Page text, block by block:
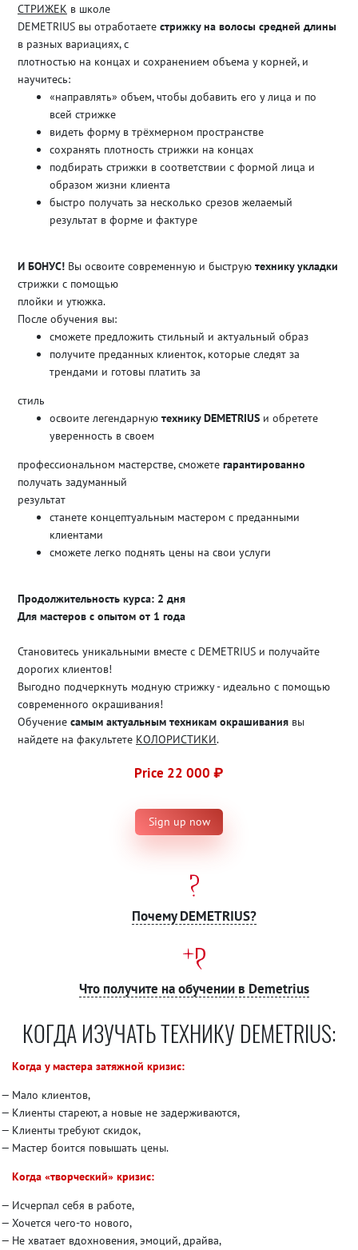
СТРИЖЕК в школе
DEMETRIUS вы отработаете стрижку на волосы средней длины
в разных вариациях, с
плотностью на концах и сохранением объема у корней, и
научитесь:
«направлять» объем, чтобы добавить его у лица и по
всей стрижке
видеть форму в трёхмерном пространстве
сохранять плотность стрижки на концах
подбирать стрижки в соответствии с формой лица и
образом жизни клиента
быстро получать за несколько срезов желаемый
результат в форме и фактуре
И БОНУС! Вы освоите современную и быструю технику укладки
стрижки с помощью
плойки и утюжка.
После обучения вы:
сможете предложить стильный и актуальный образ
получите преданных клиенток, которые следят за
трендами и готовы платить за
стиль
освоите легендарную технику DEMETRIUS и обретете
уверенность в своем
профессиональном мастерстве, сможете гарантированно
получать задуманный
результат
станете концептуальным мастером с преданными
клиентами
сможете легко поднять цены на свои услуги
Продолжительность курса: 2 дня
Для мастеров с опытом от 1 года
Становитесь уникальными вместе с DEMETRIUS и получайте
дорогих клиентов!
Выгодно подчеркнуть модную стрижку - идеально с помощью
современного окрашивания!
Обучение самым актуальным техникам окрашивания вы
найдете на факультете КОЛОРИСТИКИ.
Price 22 000 ₽
Sign up now
Почему DEMETRIUS?
Что получите на обучении в Demetrius
КОГДА ИЗУЧАТЬ ТЕХНИКУ DEMETRIUS:
Когда у мастера затяжной кризис:
Мало клиентов,
Клиенты стареют, а новые не задерживаются,
Клиенты требуют скидок,
Мастер боится повышать цены.
Когда «творческий» кризис:
Исчерпал себя в работе,
Хочется чего-то нового,
Не хватает вдохновения, эмоций, драйва,